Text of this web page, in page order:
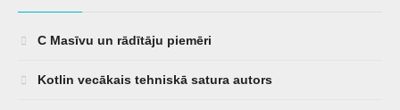
C Masīvu un rādītāju piemēri
Kotlin vecākais tehniskā satura autors